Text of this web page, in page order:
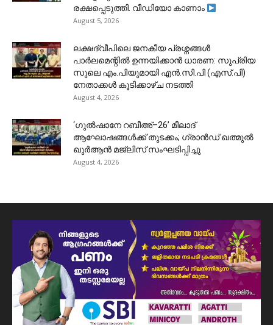
രക്ഷപ്പെടുത്തി. വീഡിയോ കാണാം
August 5, 2026
ലക്ഷദ്വീപിലെ ജനകീയ പ്രശ്നങ്ങൾ
പാർലമെന്റിൽ ഉന്നയിക്കാൻ ധാരണ: സുപ്രിയ
സുലെ എം.പിയുമായി എൻ.സി.പി (എസ്.പി)
നേതാക്കൾ കൂടിക്കാഴ്ച നടത്തി
August 4, 2026
‘ഗുൽഷാനേ റബീഅ്–26’ മീലാദ്
ആഘോഷങ്ങൾക്ക് തുടക്കം; ഗ്രാൻഡ് ഖത്മുൽ
ഖുർആൻ മജ്‌ലിസ് സംഘടിപ്പിച്ചു
August 4, 2026